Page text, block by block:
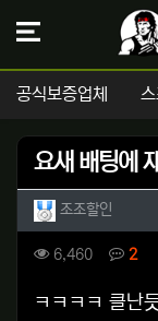
공식보증업체 스
요새 배팅에
작성자 정보
조조할인
컨텐츠 정보
6,460조회 2댓글
본문
ㅋㅋㅋㅋ 클난